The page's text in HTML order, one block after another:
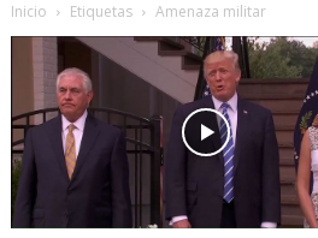
Inicio Etiquetas Amenaza militar